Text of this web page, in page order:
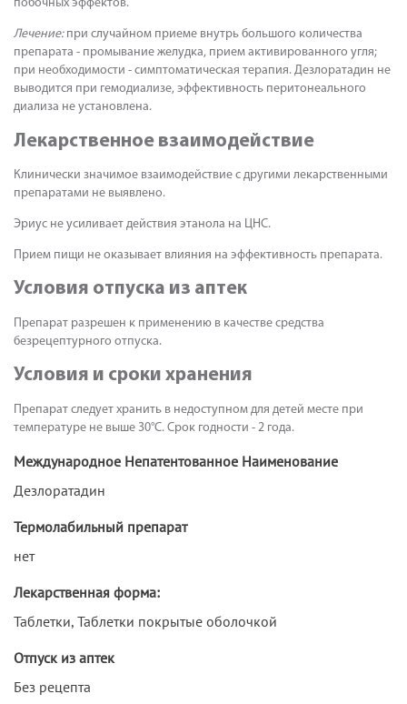
побочных эффектов.
Лечение: при случайном приеме внутрь большого количества
препарата - промывание желудка, прием активированного угля;
при необходимости - симптоматическая терапия. Дезлоратадин не
выводится при гемодиализе, эффективность перитонеального
диализа не установлена.
Лекарственное взаимодействие
Клинически значимое взаимодействие с другими лекарственными
препаратами не выявлено.
Эриус не усиливает действия этанола на ЦНС.
Прием пищи не оказывает влияния на эффективность препарата.
Условия отпуска из аптек
Препарат разрешен к применению в качестве средства
безрецептурного отпуска.
Условия и сроки хранения
Препарат следует хранить в недоступном для детей месте при
температуре не выше 30°С. Срок годности - 2 года.
Международное Непатентованное Наименование
Дезлоратадин
Термолабильный препарат
нет
Лекарственная форма:
Таблетки, Таблетки покрытые оболочкой
Отпуск из аптек
Без рецепта